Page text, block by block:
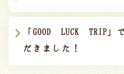
「GOOD LUCK TRIP
だきました！